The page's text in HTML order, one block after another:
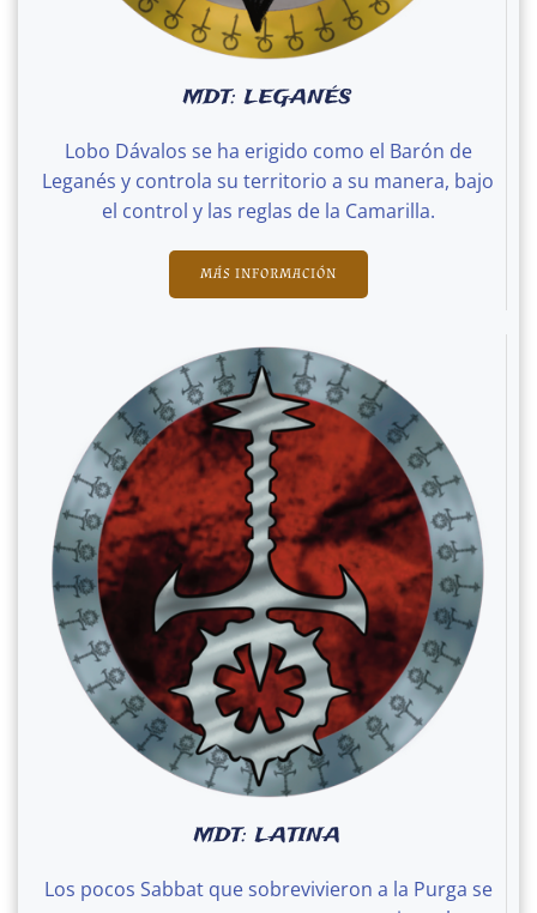
MDT: LEGANÉS
Lobo Dávalos se ha erigido como el Barón de
Leganés y controla su territorio a su manera, bajo
el control y las reglas de la Camarilla.
MÁS INFORMACIÓN
MDT: LATINA
Los pocos Sabbat que sobrevivieron a la Purga se